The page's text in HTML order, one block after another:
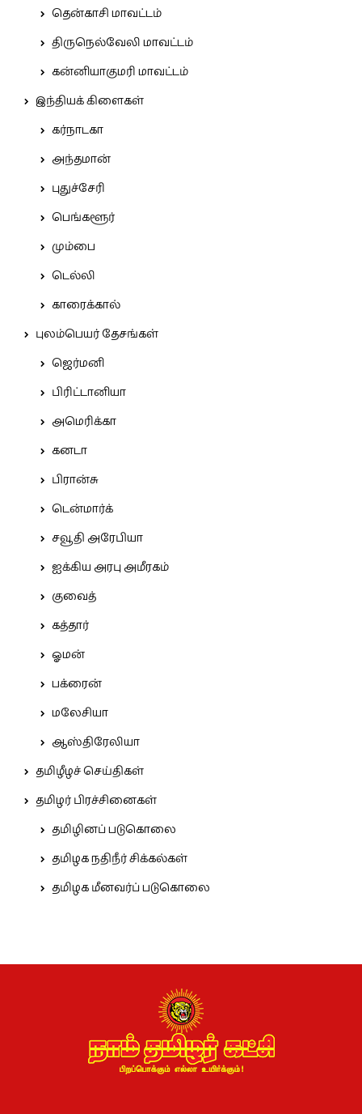
தென்காசி மாவட்டம்
திருநெல்வேலி மாவட்டம்
கன்னியாகுமரி மாவட்டம்
இந்தியக் கிளைகள்
கர்நாடகா
அந்தமான்
புதுச்சேரி
பெங்களூர்
மும்பை
டெல்லி
காரைக்கால்
புலம்பெயர் தேசங்கள்
ஜெர்மனி
பிரிட்டானியா
அமெரிக்கா
கனடா
பிரான்சு
டென்மார்க்
சவூதி அரேபியா
ஐக்கிய அரபு அமீரகம்
குவைத்
கத்தார்
ஓமன்
பக்ரைன்
மலேசியா
ஆஸ்திரேலியா
தமிழீழச் செய்திகள்
தமிழர் பிரச்சினைகள்
தமிழினப் படுகொலை
தமிழக நதிநீர் சிக்கல்கள்
தமிழக மீனவர்ப் படுகொலை